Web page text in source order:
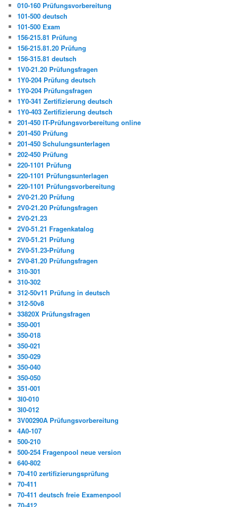
010-160 Prüfungsvorbereitung
101-500 deutsch
101-500 Exam
156-215.81 Prüfung
156-215.81.20 Prüfung
156-315.81 deutsch
1V0-21.20 Prüfungsfragen
1Y0-204 Prüfung deutsch
1Y0-204 Prüfungsfragen
1Y0-341 Zertifizierung deutsch
1Y0-403 Zertifizierung deutsch
201-450 IT-Prüfungsvorbereitung online
201-450 Prüfung
201-450 Schulungsunterlagen
202-450 Prüfung
220-1101 Prüfung
220-1101 Prüfungsunterlagen
220-1101 Prüfungsvorbereitung
2V0-21.20 Prüfung
2V0-21.20 Prüfungsfragen
2V0-21.23
2V0-51.21 Fragenkatalog
2V0-51.21 Prüfung
2V0-51.23-Prüfung
2V0-81.20 Prüfungsfragen
310-301
310-302
312-50v11 Prüfung in deutsch
312-50v8
33820X Prüfungsfragen
350-001
350-018
350-021
350-029
350-040
350-050
351-001
3I0-010
3I0-012
3V00290A Prüfungsvorbereitung
4A0-107
500-210
500-254 Fragenpool neue version
640-802
70-410 zertifizierungsprüfung
70-411
70-411 deutsch freie Examenpool